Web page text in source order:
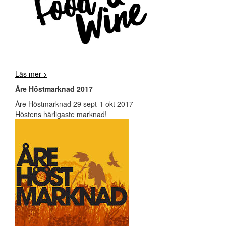
Läs mer >
Åre Höstmarknad 2017
Åre Höstmarknad 29 sept-1 okt 2017
Höstens härligaste marknad!